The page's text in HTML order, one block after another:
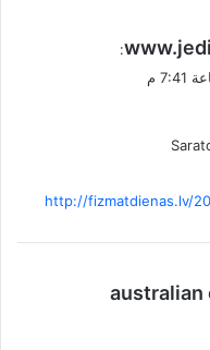
:
http://fizmatdienas.lv/
australian